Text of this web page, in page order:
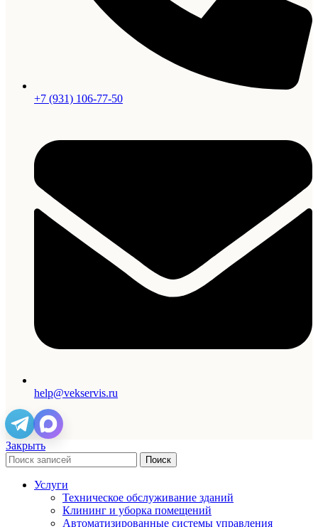
+7 (931) 106-77-50
help@vekservis.ru
Закрыть
Поиск
Услуги
Техническое обслуживание зданий
Клининг и уборка помещений
Автоматизированные системы управления